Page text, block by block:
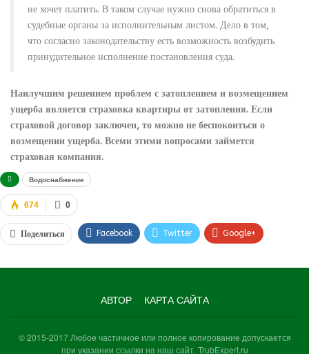
не хочет платить. В таком случае нужно снова обратиться в
судебные органы за исполнительным листом. Дело в том,
что согласно законодательству есть возможность возбудить
принудительное исполнение постановления суда.
Наилучшим решением проблем с затоплением и возмещением
ущерба является страховка квартиры от затопления. Если
страховой договор заключен, то можно не беспокоиться о
возмещении ущерба. Всеми этими вопросами займется
страховая компания.
Водоснабжение
0
674
Поделиться Facebook Twitter Google+
АВТОР КАРТА САЙТА
© 2015-2017 Любое частичное или полное копирование допускается
при указании ссылки на наш сайт. TrubExpert.ru